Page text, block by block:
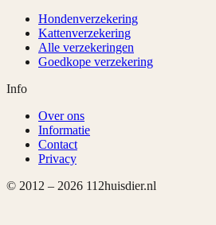
Hondenverzekering
Kattenverzekering
Alle verzekeringen
Goedkope verzekering
Info
Over ons
Informatie
Contact
Privacy
© 2012 – 2026 112huisdier.nl